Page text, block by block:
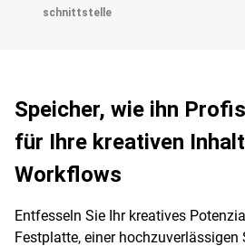
schnittstelle
Speicher, wie ihn
für Ihre kreativen
Workflows
Entfesseln Sie Ihr kreatives
Festplatte, einer